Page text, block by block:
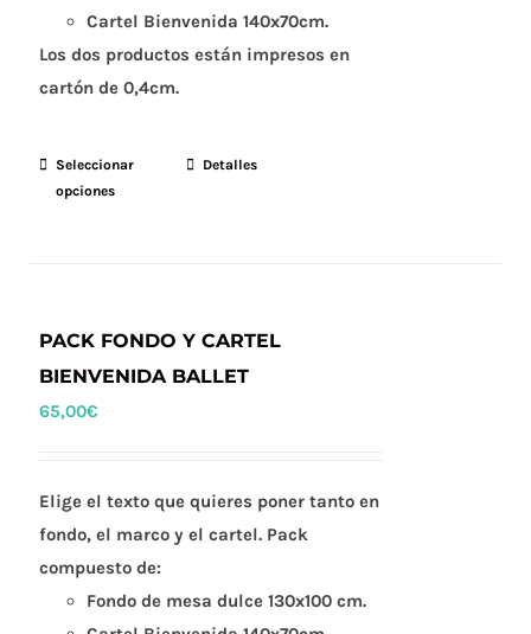
Cartel Bienvenida 140x70cm.
Los dos productos están impresos en
cartón de 0,4cm.
Seleccionar
opciones
Este
Las
opciones
en
la
de
Detalles
PACK FONDO Y CARTEL
BIENVENIDA BALLET
65,00€
Elige el texto que quieres poner tanto en
fondo, el marco y el cartel. Pack
compuesto de:
Fondo de mesa dulce 130x100 cm.